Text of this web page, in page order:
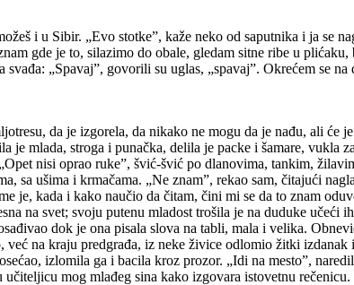
i u Sibir. „Evo stotke”, kaže neko od saputnika i ja se
gde je to, silazimo do obale, gledam sitne ribe u plićaku,
„Spavaj”, govorili su uglas, „spavaj”. Okrećem se
da je izgorela, da nikako ne mogu da je nađu, ali će
mlada, stroga i punačka, delila je packe i šamare, vukla
nisi oprao ruke”, švić-švić po dlanovima, tankim,
sa ušima i krmačama. „Ne znam”, rekao sam, čitajući
je, kada i kako naučio da čitam, čini mi se da to znam
na svet; svoju putenu mladost trošila je na duduke učeći
dok je ona pisala slova na tabli, mala i velika.
na kraju predgrađa, iz neke živice odlomio žitki
izlomila ga i bacila kroz prozor. „Idi na mesto”,
mog mlađeg sina kako izgovara istovetnu